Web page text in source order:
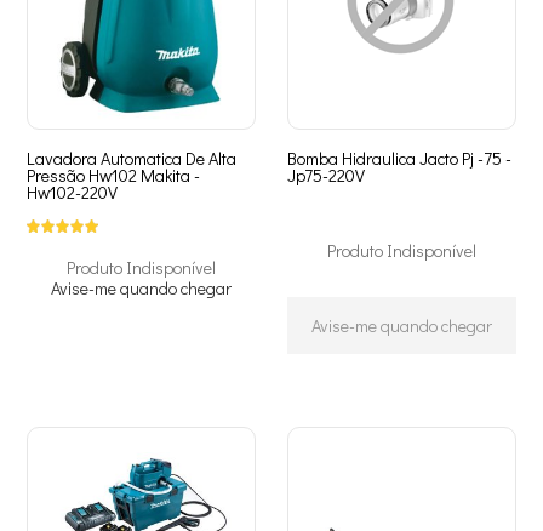
Lavadora Automatica De Alta
Pressão Hw102 Makita -
Hw102-220V
Produto Indisponível
Avise-me quando chegar
Bomba Hidraulica Jacto Pj -75 -
Jp75-220V
Produto Indisponível
Avise-me quando chegar